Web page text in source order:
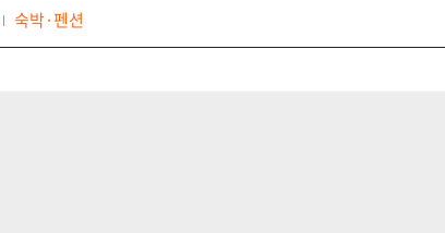
숙박·펜션